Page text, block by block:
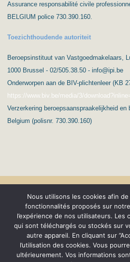
Assurance responsabilité civile
BELGIUM police 730.390.160.
Toezichthoudende autoriteit
Beroepsinstituut van Vastgoedmakelaars,
1000 Brussel - 02/505.38.50 - info@ipi.be
Onderworpen aan de BIV-plichtenleer (KB
https://www.biv.be/media/3/
Verzerkering beroepsaanspraakelijkheid en
Belgium (polisnr. 730.390.160)
Protection de la vie privée –
Conditions
Nous utilisons les cookies afin
fonctionnalités proposés sur
l’expérience de nos utilisateurs. Les
qui sont téléchargés ou stockés sur
autre appareil. En cliquant sur
l’utilisation des cookies. Vous
ultérieurement. Vos informations